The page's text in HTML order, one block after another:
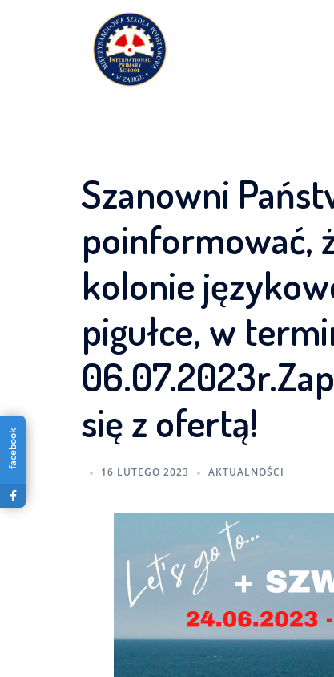
Szanowni
poinformować,
kolonie
pigułce, w
się z ofertą!
16 LUTEGO 2023 AKTUALNOŚCI
facebook